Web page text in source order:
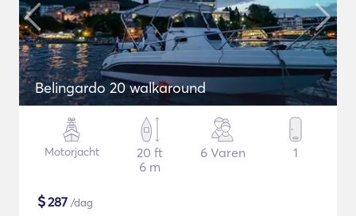
Belingardo 20 walkaround
Motorjacht
20 ft
6 m
6 Varen 1
$287 /dag